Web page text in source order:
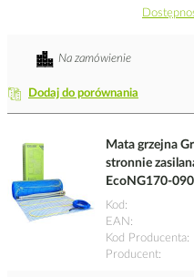
Dodaj do porównania
Na zamówienie
Mata grzejna
stronnie
EcoNG170-
Kod
EAN
Kod Producenta
Producent